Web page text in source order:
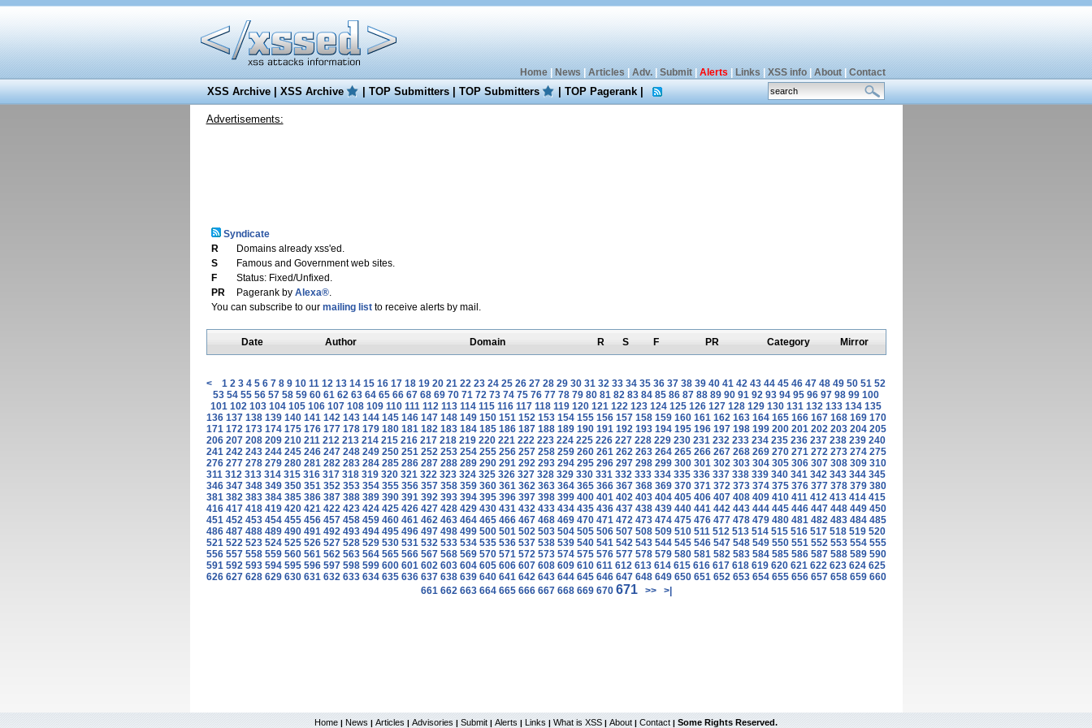
Home| News Articles Adv.| Submit| Alerts Links XSS info| About| Contact
XSS Archive|XSS Archive |TOP Submitters|TOP Submitters |TOP Pagerank|
Advertisements:
Syndicate
R
Domains already xss'ed.
S
Famous and Government web sites.
F
Status: Fixed/Unfixed.
PR
Pagerank by Alexa®.
You can subscribe to our mailing listto receive alerts by mail.
Date Author Domain R S F PR Category Mirror
< 1 2 3 4 5 6 7 8 9 10 11 12 13 14 15 16 17 18 19 20 21 22 23 24 25 26 27 28 29 30 31 32 33 34 35 36 37 38 39 40 41 42 43 44 45 46 47 48 49 50 51 52
53 54 55 56 57 58 59 60 61 62 63 64 65 66 67 68 69 70 71 72 73 74 75 76 77 78 79 80 81 82 83 84 85 86 87 88 89 90 91 92 93 94 95 96 97 98 99 100
101 102 103 104 105 106 107 108 109 110 111 112 113 114 115 116 117 118 119 120 121 122 123 124 125 126 127 128 129 130 131 132 133 134 135
136 137 138 139 140 141 142 143 144 145 146 147 148 149 150 151 152 153 154 155 156 157 158 159 160 161 162 163 164 165 166 167 168 169 170
171 172 173 174 175 176 177 178 179 180 181 182 183 184 185 186 187 188 189 190 191 192 193 194 195 196 197 198 199 200 201 202 203 204 205
206 207 208 209 210 211 212 213 214 215 216 217 218 219 220 221 222 223 224 225 226 227 228 229 230 231 232 233 234 235 236 237 238 239 240
241 242 243 244 245 246 247 248 249 250 251 252 253 254 255 256 257 258 259 260 261 262 263 264 265 266 267 268 269 270 271 272 273 274 275
276 277 278 279 280 281 282 283 284 285 286 287 288 289 290 291 292 293 294 295 296 297 298 299 300 301 302 303 304 305 306 307 308 309 310
311 312 313 314 315 316 317 318 319 320 321 322 323 324 325 326 327 328 329 330 331 332 333 334 335 336 337 338 339 340 341 342 343 344 345
346 347 348 349 350 351 352 353 354 355 356 357 358 359 360 361 362 363 364 365 366 367 368 369 370 371 372 373 374 375 376 377 378 379 380
381 382 383 384 385 386 387 388 389 390 391 392 393 394 395 396 397 398 399 400 401 402 403 404 405 406 407 408 409 410 411 412 413 414 415
416 417 418 419 420 421 422 423 424 425 426 427 428 429 430 431 432 433 434 435 436 437 438 439 440 441 442 443 444 445 446 447 448 449 450
451 452 453 454 455 456 457 458 459 460 461 462 463 464 465 466 467 468 469 470 471 472 473 474 475 476 477 478 479 480 481 482 483 484 485
486 487 488 489 490 491 492 493 494 495 496 497 498 499 500 501 502 503 504 505 506 507 508 509 510 511 512 513 514 515 516 517 518 519 520
521 522 523 524 525 526 527 528 529 530 531 532 533 534 535 536 537 538 539 540 541 542 543 544 545 546 547 548 549 550 551 552 553 554 555
556 557 558 559 560 561 562 563 564 565 566 567 568 569 570 571 572 573 574 575 576 577 578 579 580 581 582 583 584 585 586 587 588 589 590
591 592 593 594 595 596 597 598 599 600 601 602 603 604 605 606 607 608 609 610 611 612 613 614 615 616 617 618 619 620 621 622 623 624 625
626 627 628 629 630 631 632 633 634 635 636 637 638 639 640 641 642 643 644 645 646 647 648 649 650 651 652 653 654 655 656 657 658 659 660
661 662 663 664 665 666 667 668 669 670 671 >> >|
Home | News | Articles | Advisories | Submit | Alerts | Links | What is XSS | About | Contact | Some Rights Reserved.